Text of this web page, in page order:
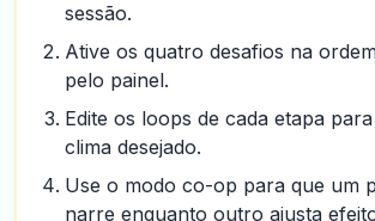
sessão.
Ative os quatro desafios na
pelo painel.
Edite os loops de cada etapa
clima desejado.
Use o modo co-op para que um
narre enquanto outro ajusta